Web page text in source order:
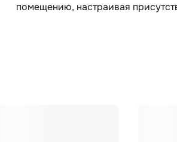
помещению, настраивая